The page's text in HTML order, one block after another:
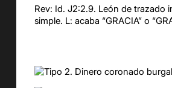
Rev: Id. J2:2.9. León de trazado
simple. L: acaba “GRACIA” o